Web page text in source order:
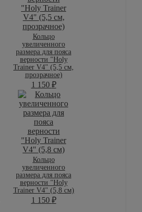
Кольцо
увеличенного
размера для пояса
верности "Holy
Trainer V4" (5,5 см,
прозрачное)
1 150 ₽
Кольцо
увеличенного
размера для пояса
верности "Holy
Trainer V4" (5,8 см)
1 150 ₽